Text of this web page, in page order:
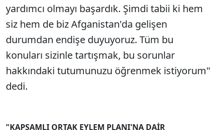
yardımcı olmayı başardık. Şimdi tabii ki hem
siz hem de biz Afganistan'da gelişen
durumdan endişe duyuyoruz. Tüm bu
konuları sizinle tartışmak, bu sorunlar
hakkındaki tutumunuzu öğrenmek istiyorum"
dedi.
"KAPSAMLI ORTAK EYLEM PLANI'NA DAİR